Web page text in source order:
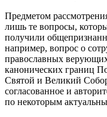
Предметом
лишь те вопросы,
получили
например, вопрос о
православных
канонических границ
Святой и Великий
согласованное и
по некоторым